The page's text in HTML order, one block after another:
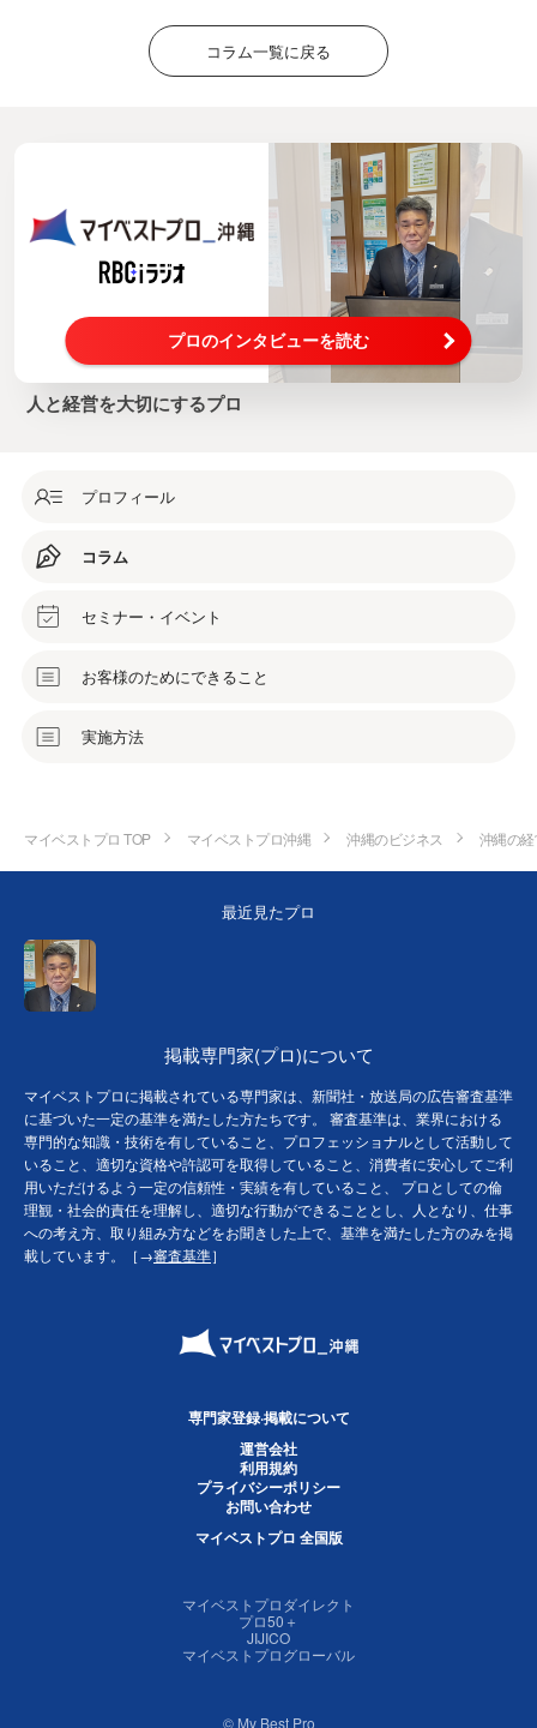
コラム一覧に戻る
プロのインタビューを読む
人と経営を大切にするプロ
プロフィール
コラム
セミナー・イベント
お客様のためにできること
実施方法
マイベストプロ TOP マイベストプロ沖縄 沖縄のビジネス 沖縄の
最近見たプロ
掲載専門家(プロ)について
マイベストプロに掲載されている専門家は、新聞社・放送局の広告審査基準
に基づいた一定の基準を満たした方たちです。 審査基準は、業界における
専門的な知識・技術を有していること、プロフェッショナルとして活動して
いること、適切な資格や許認可を取得していること、消費者に安心してご利
用いただけるよう一定の信頼性・実績を有していること、 プロとしての倫
理観・社会的責任を理解し、適切な行動ができることとし、人となり、仕事
への考え方、取り組み方などをお聞きした上で、基準を満たした方のみを掲
載しています。［→審査基準］
専門家登録·掲載について
運営会社
利用規約
プライバシーポリシー
お問い合わせ
マイベストプロ 全国版
マイベストプロダイレクト
プロ50＋
JIJICO
マイベストプログローバル
© My Best Pro